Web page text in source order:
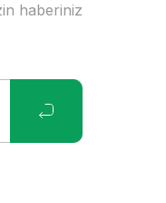
haberiniz